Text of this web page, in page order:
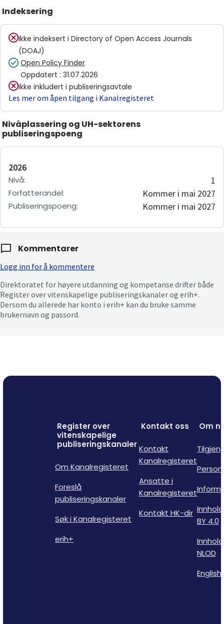
Indeksering
Ikke indeksert i Directory of Open Access Journals
(DOAJ)
Open Policy Finder
Oppdatert : 31.07.2026
Ikke inkludert i publiseringsavtale
Les mer om åpen tilgang i Kanalregisteret
Nivåplassering og UH-sektorens
publiseringspoeng
2026
Nivå: 1
Forfatterandel: Kommer i mai 2027
Publiseringspoeng: Kommer i mai 2027
Kommentarer
Logg inn for å kommentere
Direktoratet for høyere utdanning og kompetanse drifter både
Register over vitenskapelige publiseringskanaler og erih+.
Dersom du allerede har konto i erih+ kan du bruke samme
brukernavn og passord.
Register over
vitenskapelige
publiseringskanaler
Om Kanalregisteret
Foreslå
publiseringskanaler
Søk i Kanalregisteret
erih+
Kontakt oss
Kontakt
Kanalregisteret
Ansatte i
Kanalregisteret
Kontakt HK-dir
Om
BY 4.0
NLOD